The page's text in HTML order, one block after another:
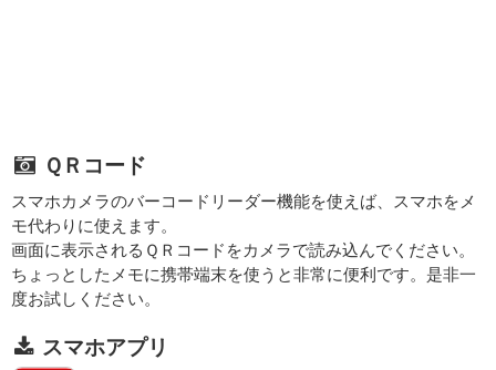
ＱＲコード
スマホカメラのバーコードリーダー機能を使えば、スマホをメ
モ代わりに使えます。
画面に表示されるＱＲコードをカメラで読み込んでください。
ちょっとしたメモに携帯端末を使うと非常に便利です。是非一
度お試しください。
スマホアプリ